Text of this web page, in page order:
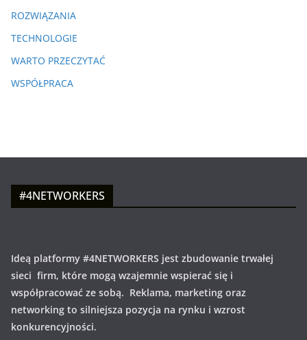
ROZWIĄZANIA
TECHNOLOGIE
WARTO PRZECZYTAĆ
WSPÓŁPRACA
#4NETWORKERS
Ideą platformy #4NETWORKERS jest zbudowanie trwałej
sieci firm, które mogą wzajemnie wspierać się i
współpracować ze sobą. Reklama, marketing oraz
networking to silniejsza pozycja na rynku i wzrost
konkurencyjności.